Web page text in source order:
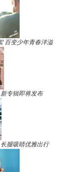
百变少年青春洋溢
专辑即将发布
腿吸睛优雅出行